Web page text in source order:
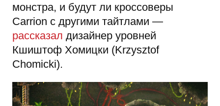
монстра, и будут ли кроссоверы
Carrion с другими тайтлами —
рассказал дизайнер уровней
Кшиштоф Хомицки (Krzysztof
Chomicki).